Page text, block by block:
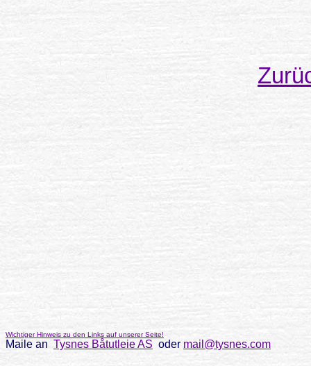
Wichtiger Hinweis zu den Links auf unserer Seite!
Maile an Tysnes Båtutleie AS oder mail@tysnes.com